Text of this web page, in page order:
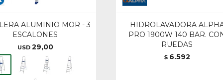
ALUMINIO MOR - 3
ESCALONES
USD 29,00
HIDROLAVADORA
PRO 1900W 140 BAR.
RUEDAS
$ 6.592